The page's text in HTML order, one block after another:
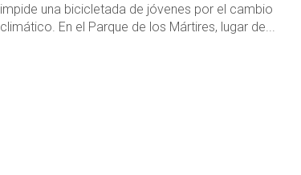
impide una bicicletada de jóvenes por el cambio
climático. En el Parque de los Mártires, lugar de...